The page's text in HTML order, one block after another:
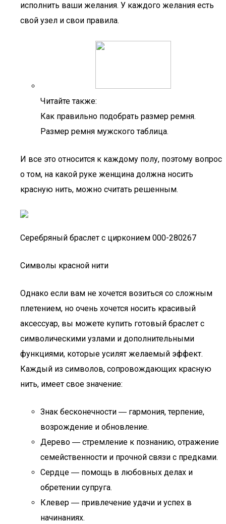
исполнить ваши желания. У каждого желания есть
свой узел и свои правила.
Читайте также:
Как правильно подобрать размер ремня.
Размер ремня мужского таблица.
И все это относится к каждому полу, поэтому вопрос
о том, на какой руке женщина должна носить
красную нить, можно считать решенным.
Серебряный браслет с цирконием 000-280267
Символы красной нити
Однако если вам не хочется возиться со сложным
плетением, но очень хочется носить красивый
аксессуар, вы можете купить готовый браслет с
символическими узлами и дополнительными
функциями, которые усилят желаемый эффект.
Каждый из символов, сопровождающих красную
нить, имеет свое значение:
Знак бесконечности ― гармония, терпение,
возрождение и обновление.
Дерево ― стремление к познанию, отражение
семейственности и прочной связи с предками.
Сердце ― помощь в любовных делах и
обретении супруга.
Клевер ― привлечение удачи и успех в
начинаниях.